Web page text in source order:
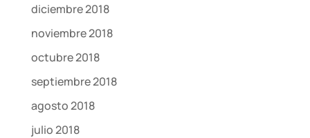
diciembre 2018
noviembre 2018
octubre 2018
septiembre 2018
agosto 2018
julio 2018